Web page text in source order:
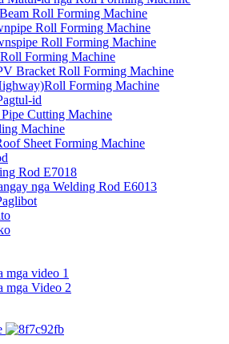
Roll Forming Machine
Roll Forming Machine
Roll Forming Machine
Forming Machine
Bracket Roll Forming Machine
Forming Machine
id
Cutting Machine
Machine
Sheet Forming Machine
Rod E7018
nga Welding Rod E6013
mga video 1
mga Video 2